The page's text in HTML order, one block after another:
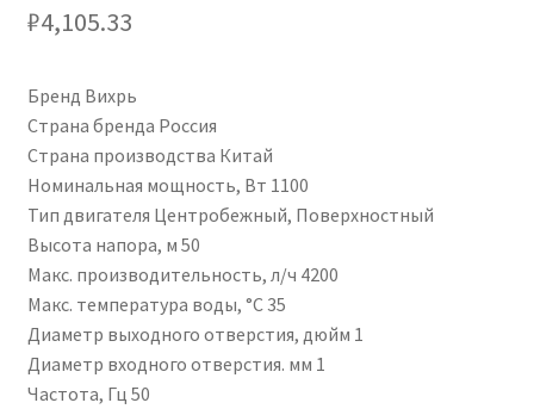
₽4,105.33
Бренд Вихрь
Страна бренда Россия
Страна производства Китай
Номинальная мощность, Вт 1100
Тип двигателя Центробежный, Поверхностный
Высота напора, м 50
Макс. производительность, л/ч 4200
Макс. температура воды, °C 35
Диаметр выходного отверстия, дюйм 1
Диаметр входного отверстия. мм 1
Частота, Гц 50